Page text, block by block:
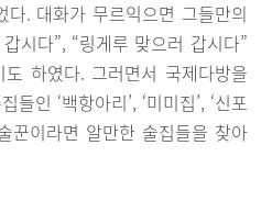
. 대화가 무르익으면 그들만의
시다”, “링게루 맞으러 갑시다”
하였다. 그러면서 국제다방을
인 ‘백항아리’, ‘미미집’, ‘신포
꾼이라면 알만한 술집들을 찾아